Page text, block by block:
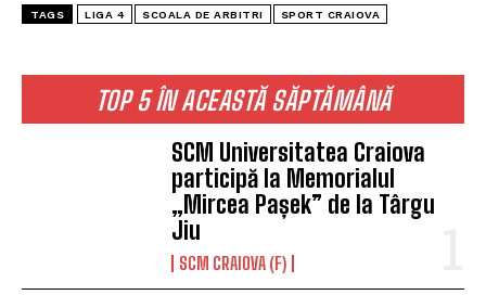
TOP 5 ÎN ACEASTĂ SĂPTĂMÂNĂ
SCM Universitatea Craiova
participă la Memorialul
„Mircea Pașek” de la Târgu
Jiu
SCM CRAIOVA (F)
TAGS LIGA 4 SCOALA DE ARBITRI SPORT CRAIOVA